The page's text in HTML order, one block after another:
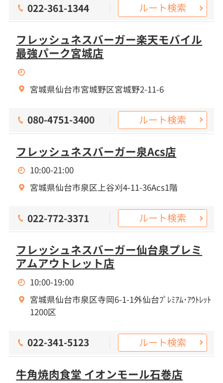
022-361-1344 ルート検索
フレッシュネスバーガー楽天モバイル
最強パーク宮城店
宮城県仙台市宮城野区宮城野2-11-6
080-4751-3400 ルート検索
フレッシュネスバーガー泉Acs店
10:00-21:00
宮城県仙台市泉区上谷刈4-11-36Acs1階
022-772-3371 ルート検索
フレッシュネスバーガー仙台泉プレミ
アムアウトレット店
10:00-19:00
宮城県仙台市泉区寺岡6-1-1外仙台ﾌﾟﾚﾐｱﾑ･ｱｳﾄﾚｯﾄ
1200区
022-341-5123 ルート検索
牛角焼肉食堂 イオンモール石巻店